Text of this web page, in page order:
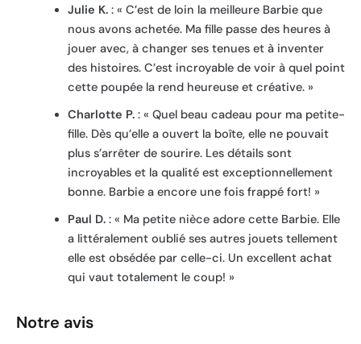
Julie K.: « C’est de loin la meilleure Barbie que
nous avons achetée. Ma fille passe des heures à
jouer avec, à changer ses tenues et à inventer
des histoires. C’est incroyable de voir à quel point
cette poupée la rend heureuse et créative. »
Charlotte P.: « Quel beau cadeau pour ma petite-
fille. Dès qu’elle a ouvert la boîte, elle ne pouvait
plus s’arrêter de sourire. Les détails sont
incroyables et la qualité est exceptionnellement
bonne. Barbie a encore une fois frappé fort! »
Paul D.: « Ma petite nièce adore cette Barbie. Elle
a littéralement oublié ses autres jouets tellement
elle est obsédée par celle-ci. Un excellent achat
qui vaut totalement le coup! »
Notre avis